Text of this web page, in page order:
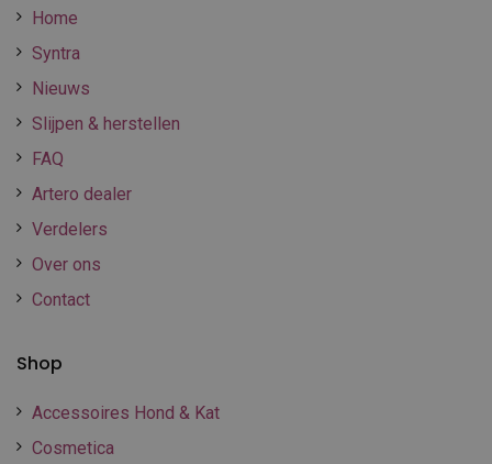
Home
Syntra
Nieuws
Slijpen & herstellen
FAQ
Artero dealer
Verdelers
Over ons
Contact
Shop
Accessoires Hond & Kat
Cosmetica